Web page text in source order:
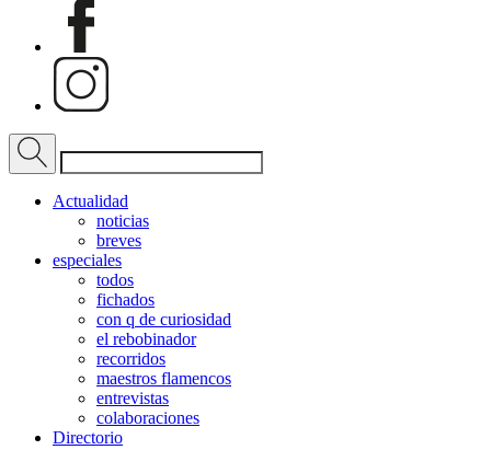
Actualidad
noticias
breves
especiales
todos
fichados
con q de curiosidad
el rebobinador
recorridos
maestros flamencos
entrevistas
colaboraciones
Directorio